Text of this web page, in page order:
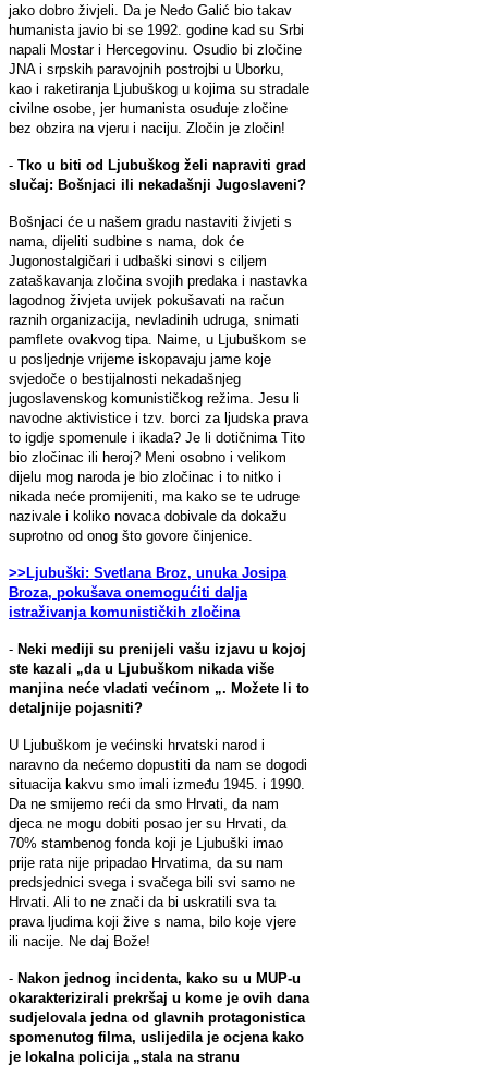
jako dobro živjeli. Da je Neđo Galić bio takav
humanista javio bi se 1992. godine kad su Srbi
napali Mostar i Hercegovinu. Osudio bi zločine
JNA i srpskih paravojnih postrojbi u Uborku,
kao i raketiranja Ljubuškog u kojima su stradale
civilne osobe, jer humanista osuđuje zločine
bez obzira na vjeru i naciju. Zločin je zločin!
- Tko u biti od Ljubuškog želi napraviti grad
slučaj: Bošnjaci ili nekadašnji Jugoslaveni?
Bošnjaci će u našem gradu nastaviti živjeti s
nama, dijeliti sudbine s nama, dok će
Jugonostalgičari i udbaški sinovi s ciljem
zataškavanja zločina svojih predaka i nastavka
lagodnog živjeta uvijek pokušavati na račun
raznih organizacija, nevladinih udruga, snimati
pamflete ovakvog tipa. Naime, u Ljubuškom se
u posljednje vrijeme iskopavaju jame koje
svjedoče o bestijalnosti nekadašnjeg
jugoslavenskog komunističkog režima. Jesu li
navodne aktivistice i tzv. borci za ljudska prava
to igdje spomenule i ikada? Je li dotičnima Tito
bio zločinac ili heroj? Meni osobno i velikom
dijelu mog naroda je bio zločinac i to nitko i
nikada neće promijeniti, ma kako se te udruge
nazivale i koliko novaca dobivale da dokažu
suprotno od onog što govore činjenice.
>>Ljubuški: Svetlana Broz, unuka Josipa
Broza, pokušava onemogućiti dalja
istraživanja komunističkih zločina
- Neki mediji su prenijeli vašu izjavu u kojoj
ste kazali „da u Ljubuškom nikada više
manjina neće vladati većinom „. Možete li to
detaljnije pojasniti?
U Ljubuškom je većinski hrvatski narod i
naravno da nećemo dopustiti da nam se dogodi
situacija kakvu smo imali između 1945. i 1990.
Da ne smijemo reći da smo Hrvati, da nam
djeca ne mogu dobiti posao jer su Hrvati, da
70% stambenog fonda koji je Ljubuški imao
prije rata nije pripadao Hrvatima, da su nam
predsjednici svega i svačega bili svi samo ne
Hrvati. Ali to ne znači da bi uskratili sva ta
prava ljudima koji žive s nama, bilo koje vjere
ili nacije. Ne daj Bože!
- Nakon jednog incidenta, kako su u MUP-u
okarakterizirali prekršaj u kome je ovih dana
sudjelovala jedna od glavnih protagonistica
spomenutog filma, uslijedila je ocjena kako
je lokalna policija „stala na stranu